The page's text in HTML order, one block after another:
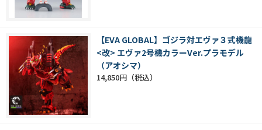
【EVA GLOBAL】ゴジラ対エヴァ３式機龍
<改> エヴァ2号機カラーVer.プラモデル
（アオシマ）
14,850円